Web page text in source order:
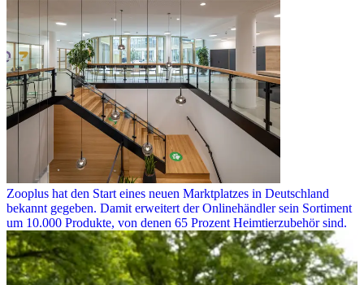
Zooplus hat den Start eines neuen Marktplatzes in Deutschland
bekannt gegeben. Damit erweitert der Onlinehändler sein Sortiment
um 10.000 Produkte, von denen 65 Prozent Heimtierzubehör sind.